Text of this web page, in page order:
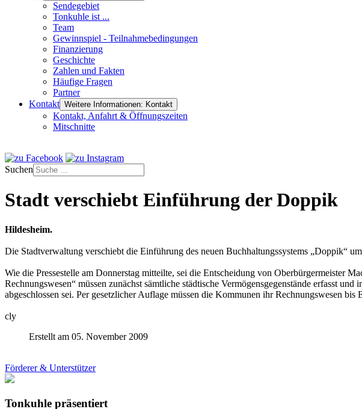
Sendegebiet
Tonkuhle ist ...
Team
Gewinnspiel - Teilnahmebedingungen
Finanzierung
Geschichte
Zahlen und Fakten
Häufige Fragen
Partner
Kontakt Weitere Informationen: Kontakt
Kontakt, Anfahrt & Öffnungszeiten
Mitschnitte
Suchen
Stadt verschiebt Einführung der Doppik
Hildesheim.
Die Stadtverwaltung verschiebt die Einführung des neuen Buchhaltungssystems „Doppik“
Wie die Pressestelle am Donnerstag mitteilte, sei die Entscheidung von Oberbürgermeister
Rechnungswesen“ müssen zunächst sämtliche städtische Vermögensgegenstände erfasst
abgeschlossen sei. Per gesetzlicher Auflage müssen die Kommunen ihr Rechnungswesen
cly
Erstellt am 05. November 2009
Förderer & Unterstützer
Tonkuhle präsentiert